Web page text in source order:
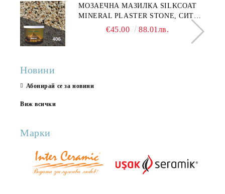
МОЗАЕЧНА МАЗИЛКА SILKCOAT
MINERAL PLASTER STONE, СИТЕН
КАМЪК 406 25КГ
€45.00 88.01лв.
Новини
Абонирай се за новини
Виж всички
Марки